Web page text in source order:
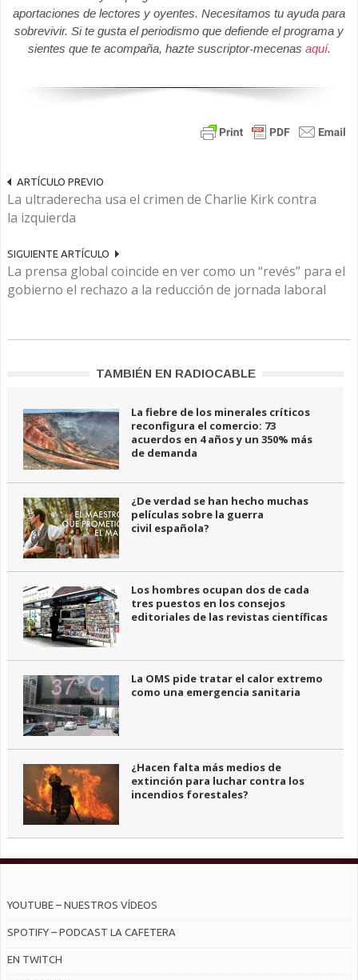
aportaciones de lectores y oyentes. Necesitamos tu ayuda para
sobrevivir. Si te gusta el periodismo que defiende el programa y
sientes que te acompaña, hazte suscriptor-mecenas aquí.
ARTÍCULO PREVIO
La ultraderecha usa el crimen de Charlie Kirk contra
la izquierda
SIGUIENTE ARTÍCULO
La prensa global coincide en ver como un “revés” para el
gobierno el rechazo a la reducción de jornada laboral
TAMBIÉN EN RADIOCABLE
La fiebre de los minerales críticos
reconfigura el comercio: 73
acuerdos en 4 años y un 350% más
de demanda
¿De verdad se han hecho muchas
películas sobre la guerra
civil española?
Los hombres ocupan dos de cada
tres puestos en los consejos
editoriales de las revistas científicas
La OMS pide tratar el calor extremo
como una emergencia sanitaria
¿Hacen falta más medios de
extinción para luchar contra los
incendios forestales?
YOUTUBE – NUESTROS VÍDEOS
SPOTIFY – PODCAST LA CAFETERA
EN TWITCH